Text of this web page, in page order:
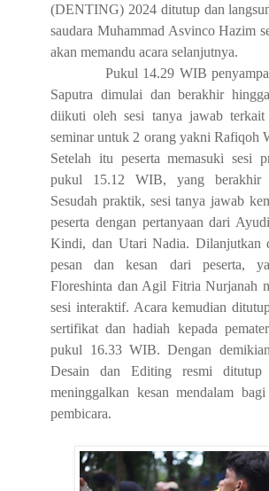
(DENTING) 2024 ditutup dan
saudara Muhammad Asvinco Hazim
akan memandu acara selanjutnya.
Pukul 14.29 WIB p
Saputra dimulai danberakhirhingga
diikuti oleh sesi tanya jawab terkait
seminar untuk 2 orang yakni Rafiqoh
Setelah itu peserta memasuki sesi
pukul 15.12 WIB, yang
Sesudah praktik, sesi tanya jawab
peserta dengan pertanyaan dari
Kindi, dan Utari Nadia. Dilanjutkan
pesan dan kesan dari peserta,
Floreshinta dan Agil Fitria Nurjanah
sesi interaktif. Acara kemudian
sertifikat dan hadiah kepada p
pukul 16.33WIB.Dengan
Desain dan Editing resmi
meninggalkan kesan mendalam
pembicara.